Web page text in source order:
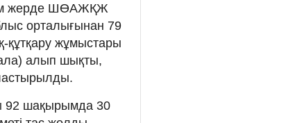
жерде ШӨАЖҚЖ
орталығынан 79
жұмыстары
алып шықты,
92 шақырымда 30